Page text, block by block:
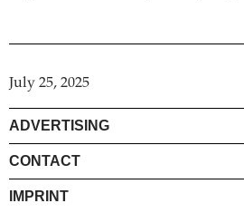
July 25, 2025
ADVERTISING
CONTACT
IMPRINT